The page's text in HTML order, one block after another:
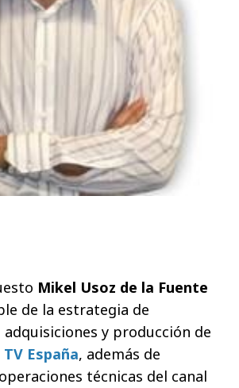
Mikel Usoz de la Fuente
de la estrategia de
y producción de
España, además de
técnicas del canal